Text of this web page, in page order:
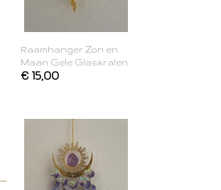
Raamhanger Zon en
Maan Gele Glaskralen
€ 15,00